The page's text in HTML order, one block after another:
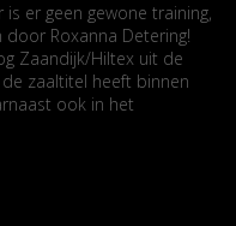
er geen gewone training,
Roxanna Detering!
Zaandijk/Hiltex uit de
zaaltitel heeft binnen
ook in het